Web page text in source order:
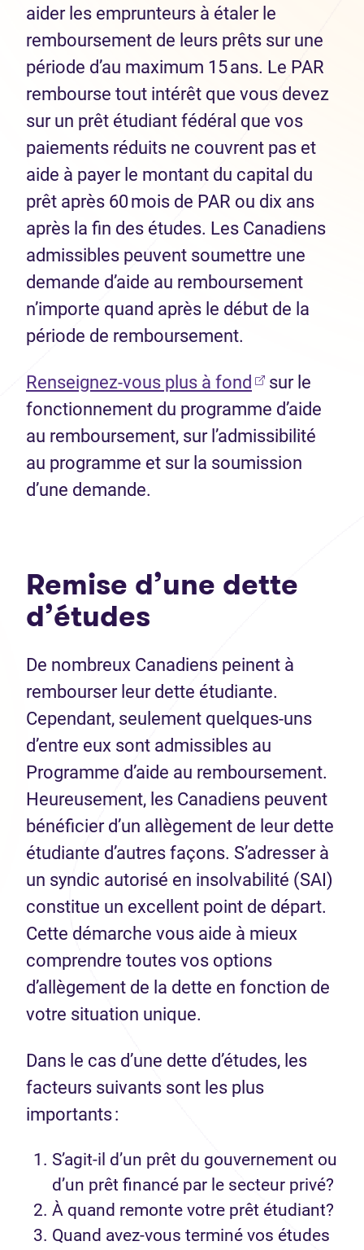
aider les emprunteurs à étaler le
remboursement de leurs prêts sur une
période d’au maximum 15 ans. Le PAR
rembourse tout intérêt que vous devez
sur un prêt étudiant fédéral que vos
paiements réduits ne couvrent pas et
aide à payer le montant du capital du
prêt après 60 mois de PAR ou dix ans
après la fin des études. Les Canadiens
admissibles peuvent soumettre une
demande d’aide au remboursement
n’importe quand après le début de la
période de remboursement.
Renseignez-vous plus à fond (Ouvre dans
sur le
fonctionnement du programme d’aide
au remboursement, sur l’admissibilité
au programme et sur la soumission
d’une demande.
Remise d’une dette
d’études
De nombreux Canadiens peinent à
rembourser leur dette étudiante.
Cependant, seulement quelques-uns
d’entre eux sont admissibles au
Programme d’aide au remboursement.
Heureusement, les Canadiens peuvent
bénéficier d’un allègement de leur dette
étudiante d’autres façons. S’adresser à
un syndic autorisé en insolvabilité (SAI)
constitue un excellent point de départ.
Cette démarche vous aide à mieux
comprendre toutes vos options
d’allègement de la dette en fonction de
votre situation unique.
Dans le cas d’une dette d’études, les
facteurs suivants sont les plus
importants :
S’agit-il d’un prêt du gouvernement ou
d’un prêt financé par le secteur privé?
À quand remonte votre prêt étudiant?
Quand avez-vous terminé vos études